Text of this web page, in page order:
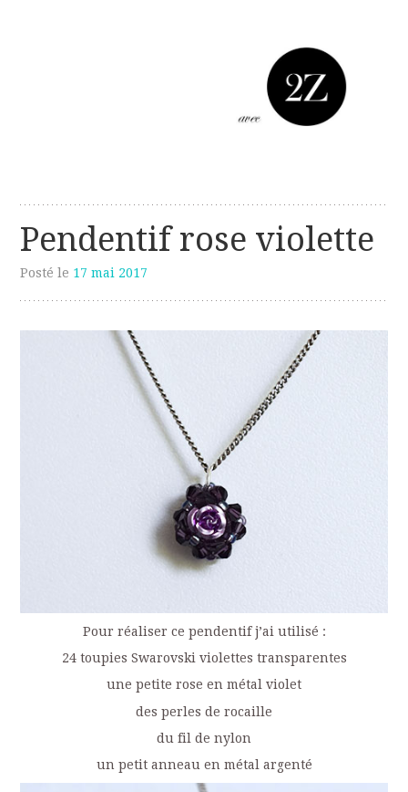
avec deux z
Pendentif rose violette
Posté le 17 mai 2017
Pour réaliser ce pendentif j’ai utilisé :
24 toupies Swarovski violettes transparentes
une petite rose en métal violet
des perles de rocaille
du fil de nylon
un petit anneau en métal argenté